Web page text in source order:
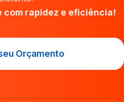
com rapidez e eficiência!
Orçamento